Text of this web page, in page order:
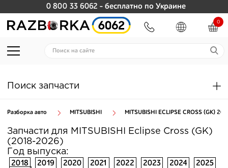
0 800 33 6062 - бесплатно по Украине
0
Поиск запчасти
Разборка авто MITSUBISHI MITSUBISHI ECLIPSE CROSS (GK)
Запчасти для MITSUBISHI Eclipse Cross (GK)
(2018-2026)
Год выпуска:
2018
2019 2020 2021 2022 2023 2024
2025